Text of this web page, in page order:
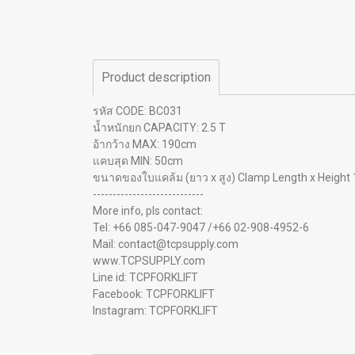
Product description
รหัส CODE: BC031
น้ำหนักยก CAPACITY: 2.5 T
อ้ากว้าง MAX: 190cm
แคบสุด MIN: 50cm
ขนาดของใบแคล้ม (ยาว x สูง) Clamp Length x Height
----------------------------
More info, pls contact:
Tel: +66 085-047-9047 /+66 02-908-4952-6
Mail: contact@tcpsupply.com
www.TCPSUPPLY.com
Line id: TCPFORKLIFT
Facebook: TCPFORKLIFT
Instagram: TCPFORKLIFT